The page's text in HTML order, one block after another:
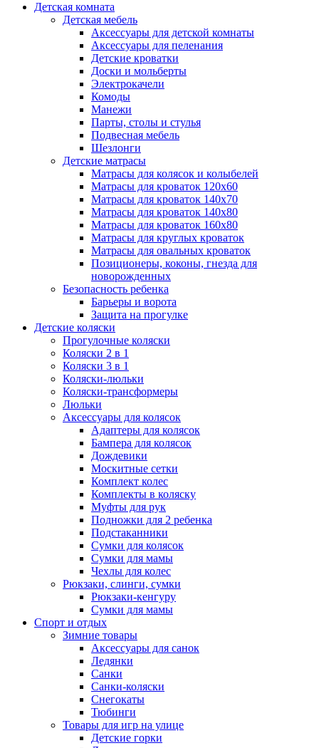
Детская комната
Детская мебель
Аксессуары для детской комнаты
Аксессуары для пеленания
Детские кроватки
Доски и мольберты
Электрокачели
Комоды
Манежи
Парты, столы и стулья
Подвесная мебель
Шезлонги
Детские матрасы
Матрасы для колясок и колыбелей
Матрасы для кроваток 120х60
Матрасы для кроваток 140х70
Матрасы для кроваток 140х80
Матрасы для кроваток 160х80
Матрасы для круглых кроваток
Матрасы для овальных кроваток
Позиционеры, коконы, гнезда для
новорожденных
Безопасность ребенка
Барьеры и ворота
Защита на прогулке
Детские коляски
Прогулочные коляски
Коляски 2 в 1
Коляски 3 в 1
Коляски-люльки
Коляски-трансформеры
Люльки
Аксессуары для колясок
Адаптеры для колясок
Бампера для колясок
Дождевики
Москитные сетки
Комплект колес
Комплекты в коляску
Муфты для рук
Подножки для 2 ребенка
Подстаканники
Сумки для колясок
Сумки для мамы
Чехлы для колес
Рюкзаки, слинги, сумки
Рюкзаки-кенгуру
Сумки для мамы
Спорт и отдых
Зимние товары
Аксессуары для санок
Ледянки
Санки
Санки-коляски
Снегокаты
Тюбинги
Товары для игр на улице
Детские горки